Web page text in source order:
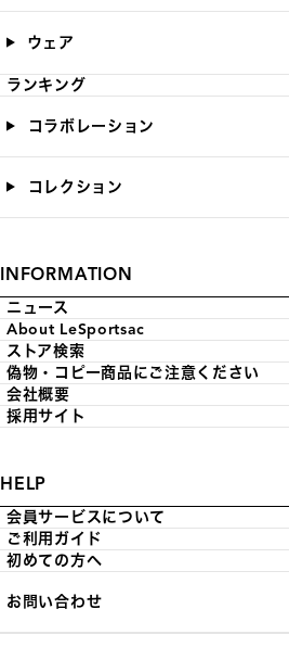
ウェア
ランキング
コラボレーション
コレクション
INFORMATION
ニュース
About LeSportsac
ストア検索
偽物・コピー商品にご注意ください
会社概要
採用サイト
HELP
会員サービスについて
ご利用ガイド
初めての方へ
お問い合わせ